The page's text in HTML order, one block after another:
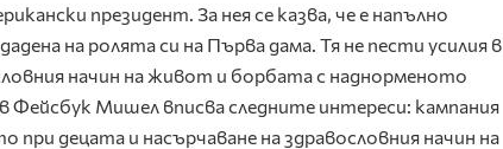
президент. За нея се казва, че е напълно
на ролята си на Първа дама. Тя не пести усилия в
начин на живот и борбата с наднорменото
Фейсбук Мишел вписва следните интереси: кампания
децата и насърчаване на здравословния начин на